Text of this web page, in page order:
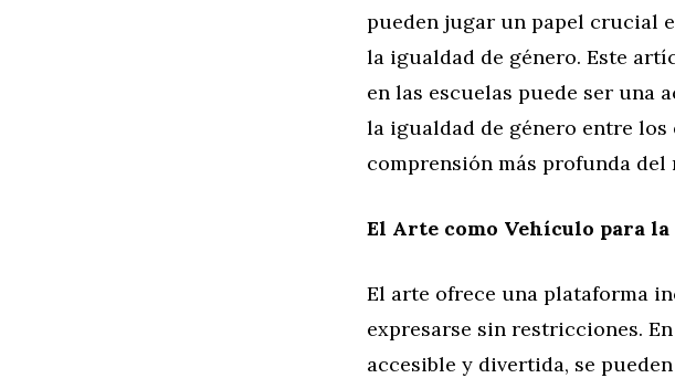
pueden jugar un papel crucial
la igualdad de género. Este
en las escuelas puede ser una
la igualdad de género entre
comprensión más profunda
El Arte como Vehículo para la
El arte ofrece una plataforma
expresarse sin restricciones.
accesible y divertida, se